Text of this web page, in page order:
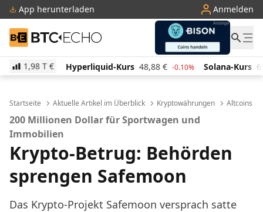
App herunterladen Anmelden
BTC-ECHO
1,98 T €
Hyperliquid-Kurs 48,88 € -0.10% Solana-Kurs 63,95 € -0.90%
Startseite Aktuelle Artikel im Überblick Kryptowährungen Altcoins
200 Millionen Dollar für Sportwagen und
Immobilien
Krypto-Betrug: Behörden
sprengen Safemoon
Das Krypto-Projekt Safemoon versprach satte